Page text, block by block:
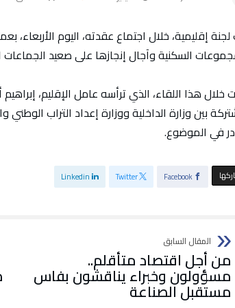
لجنة إقليمية، خلال اجتماع عقدته، اليوم الأربعاء،
السكنية وآجال إنجازها على صعيد الجماعات
خلال هذا اللقاء، الذي ترأسه عامل الإقليم، إبراهيم
بين وزارة الداخلية ووزارة إعداد التراب
في الموضوع.
Facebook
Twitter
Linkedin
من أجل اقتصاد متأقلم..
مسؤولون وخبراء يناقشون بفاس
مستقبل الصناعة